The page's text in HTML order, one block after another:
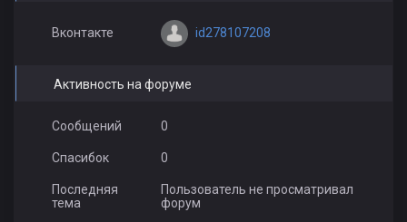
Вконтакте id278107208
Активность на форуме
Сообщений 0
Спасибок 0
Последняя
тема
Пользователь не просматривал
форум